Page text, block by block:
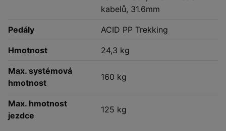
kabelů, 31.6mm
Pedály ACID PP Trekking
Hmotnost 24,3 kg
Max. systémová
hmotnost
160 kg
Max. hmotnost
jezdce
125 kg